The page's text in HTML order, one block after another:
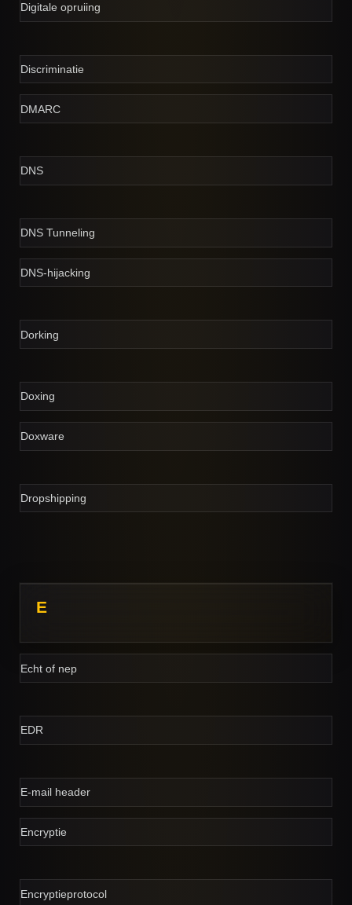
Digitale opruiing
Discriminatie
DMARC
DNS
DNS Tunneling
DNS-hijacking
Dorking
Doxing
Doxware
Dropshipping
E
Echt of nep
EDR
E-mail header
Encryptie
Encryptieprotocol